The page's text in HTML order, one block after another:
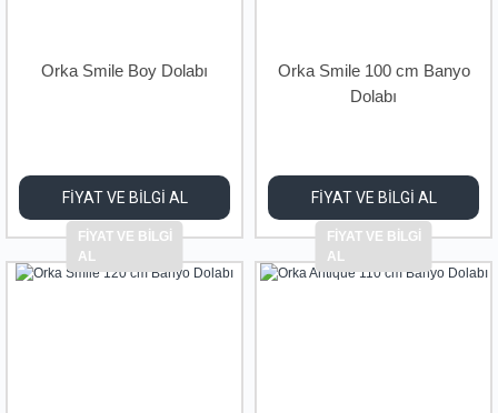
Orka Smile Boy Dolabı
FİYAT VE BİLGİ AL
FİYAT VE BİLGİ
AL
Orka Smile 100 cm Banyo
Dolabı
FİYAT VE BİLGİ AL
FİYAT VE BİLGİ
AL